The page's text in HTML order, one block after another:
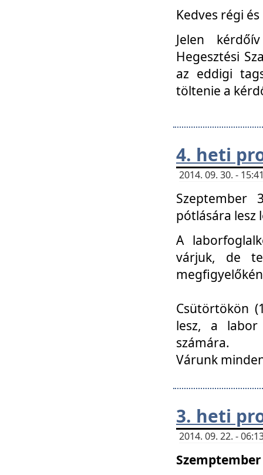
Kedves régi
Jelen
Hegesztési
az eddigi
töltenie a
4. heti
2014. 09. 30. -
Szeptember
pótlására lesz
A
várjuk, de
Csütörtökön
lesz, a labor
számára.
Várunk
3. heti
2014. 09. 22. -